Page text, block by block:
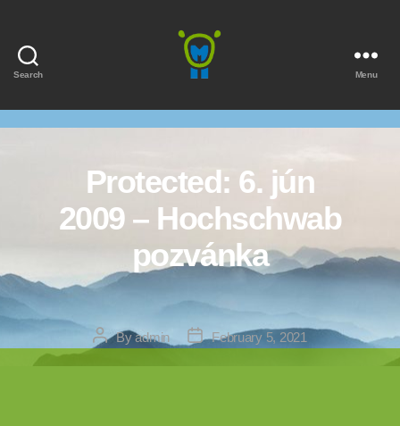
Search Menu
Protected: 6. jún
2009 – Hochschwab
pozvánka
PostByadmin
PostFebruary 5, 2021